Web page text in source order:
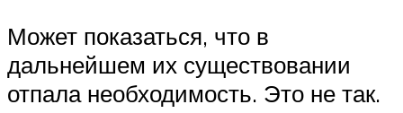
Может показаться, что в
дальнейшем их существовании
отпала необходимость. Это не так.